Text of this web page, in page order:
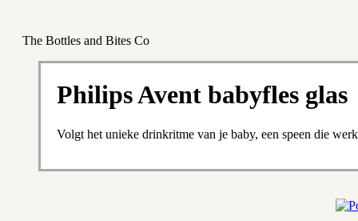
The Bottles and Bites Co
Philips Avent babyfles glas
Volgt het unieke drinkritme van je baby, een speen die